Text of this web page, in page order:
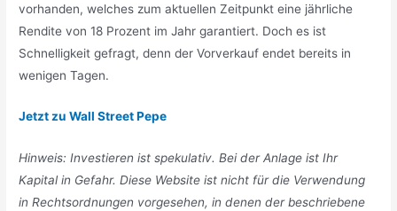
vorhanden, welches zum aktuellen Zeitpunkt eine jährliche
Rendite von 18 Prozent im Jahr garantiert. Doch es ist
Schnelligkeit gefragt, denn der Vorverkauf endet bereits in
wenigen Tagen.
Jetzt zu Wall Street Pepe
Hinweis: Investieren ist spekulativ. Bei der Anlage ist Ihr
Kapital in Gefahr. Diese Website ist nicht für die Verwendung
in Rechtsordnungen vorgesehen, in denen der beschriebene